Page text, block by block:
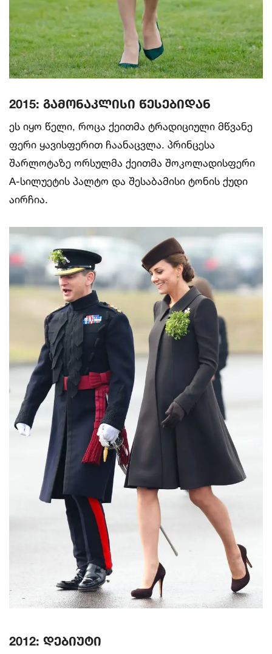
2015: გამონაკლისი წესებიდან
ეს იყო წელი, როცა ქეითმა ტრადიციული მწვანე
ფერი ყავისფერით ჩაანაცვლა. პრინცესა
შარლოტაზე ორსულმა ქეითმა შოკოლადისფერი
A-სილუეტის პალტო და შესაბამისი ტონის ქუდი
აირჩია.
2012: დებიუტი